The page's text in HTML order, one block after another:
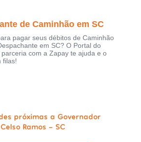
de Caminhão em SC
pagar seus débitos de Caminhão
em SC? O Portal do
com a Zapay te ajuda e o
filas!
próximas a Governador
Celso Ramos - SC